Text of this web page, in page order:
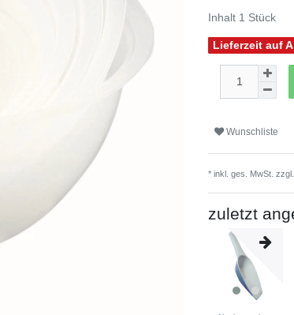
Inhalt 1 Stück
Lieferzeit auf
Wunschliste
* inkl. ges. MwSt. zzgl.
zuletzt